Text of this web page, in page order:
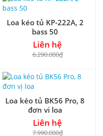
Loa kéo tủ KP-222A, 2
bass 50
Liên hệ
6.290.000₫
Loa kéo tủ BK56 Pro, 8
đơn vị loa
Liên hệ
7.990.000₫